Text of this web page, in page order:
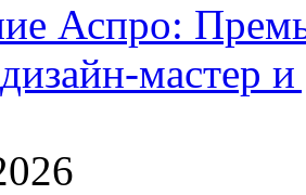
Аспро:
мастер